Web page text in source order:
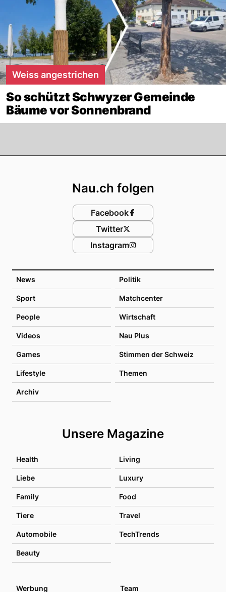
Weiss angestrichen
So schützt Schwyzer Gemeinde
Bäume vor Sonnenbrand
News Politik
Sport Matchcenter
People Wirtschaft
Videos Nau Plus
Games Stimmen der Schweiz
Lifestyle Themen
Archiv
Unsere Magazine
Health Living
Liebe Luxury
Family Food
Tiere Travel
Automobile TechTrends
Beauty
Nau.ch folgen
Facebook
Twitter
Instagram
Werbung Team